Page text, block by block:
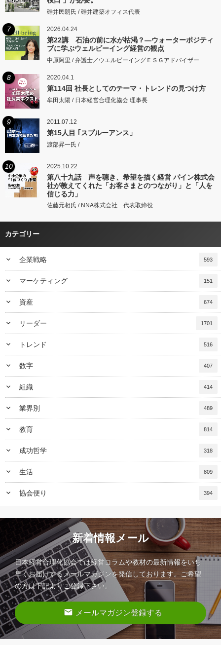
碓井民朗氏 / 碓井建築オフィス代表
7 2026.04.24
第22講 石油の前に水が枯渇？―ウォーターポジティ
ブに学ぶウェルビーイング経営の観点
中原阿里 / 弁護士／ウエルビーイングＥＳＧアドバイザー
8 2020.04.1
第114回 社長としてのテーマ・トレンドの見つけ方
牟田太陽 / 日本経営合理化協会 理事長
9 2011.07.12
第15人目 ｢スプルーアンス」
渡部昇一氏 /
10 2025.10.22
第八十九話 声を聴き、希望を描く経営 パイン株式会
社が教えてくれた「お客さまとのつながり」と「人を
信じる力」
佐藤元相氏 / NNA株式会社 代表取締役
カテゴリー
keyboard_arrow_down 企業戦略 593
keyboard_arrow_down マーケティング 151
keyboard_arrow_down 資産 674
keyboard_arrow_down リーダー 1701
keyboard_arrow_down トレンド 516
keyboard_arrow_down 数字 407
keyboard_arrow_down 組織 414
keyboard_arrow_down 業界別 489
keyboard_arrow_down 教育 814
keyboard_arrow_down 成功哲学 318
keyboard_arrow_down 生活 809
keyboard_arrow_down 協会便り 394
新着情報メール
日本経営合理化協会では経営コラムや教材の最新情報をいち
早くお届けするメールマガジンを発信しております。ご希望
の方は下記よりご登録下さい。
email メールマガジン登録する